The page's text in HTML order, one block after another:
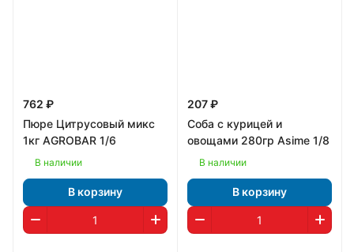
762 ₽
Пюре Цитрусовый микс
1кг AGROBAR 1/6
В наличии
В корзину
207 ₽
Соба с курицей и
овощами 280гр Asime 1/8
В наличии
В корзину